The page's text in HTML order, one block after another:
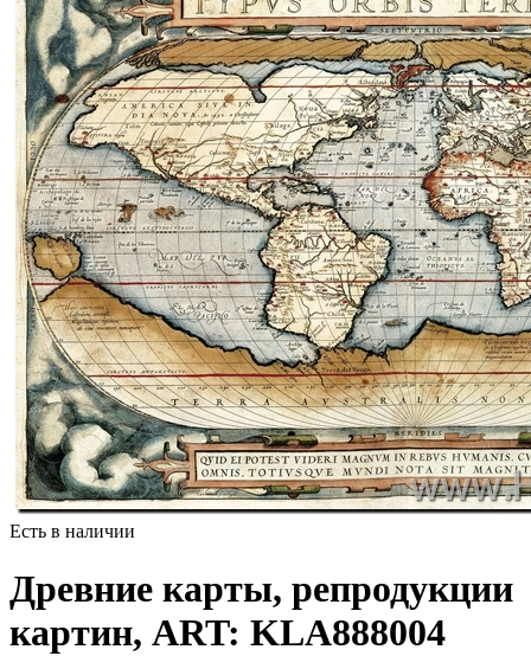
Есть в наличии
Древние карты, репродукции
картин, ART: KLA888004